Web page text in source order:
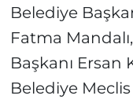
Belediye
Fatma
Başkanı Ersan
Belediye